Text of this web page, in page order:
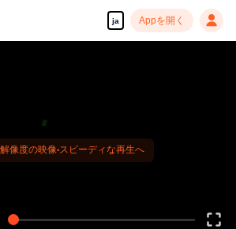
ja Appを開く
像度の映像•スピーディな再生へ